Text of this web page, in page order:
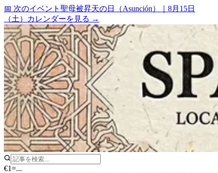
📅 次のイベント 聖母被昇天の日（Asunción）
8月15日
（土）
カレンダーを見る →
€1=...